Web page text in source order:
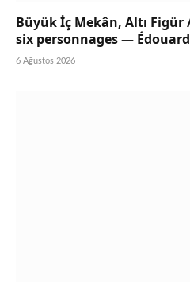
Büyük İç Mekân, Altı
six personnages —
6 Ağustos 2026